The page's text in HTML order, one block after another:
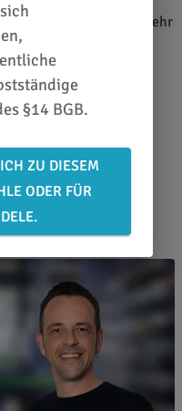
für den Straßenverkehr
Außenbereich
für einfaches
LASSEN
§14 BGB.
ZU DIESEM
ODER FÜR